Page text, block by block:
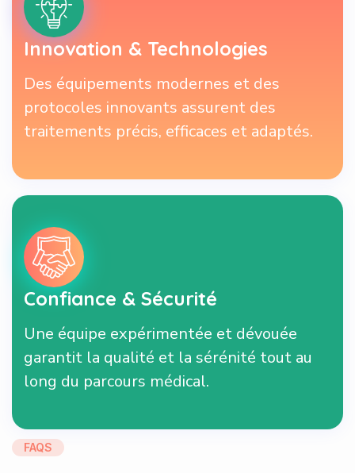
Innovation & Technologies
Des équipements modernes et des
protocoles innovants assurent des
traitements précis, efficaces et adaptés.
Confiance & Sécurité
Une équipe expérimentée et dévouée
garantit la qualité et la sérénité tout au
long du parcours médical.
FAQS